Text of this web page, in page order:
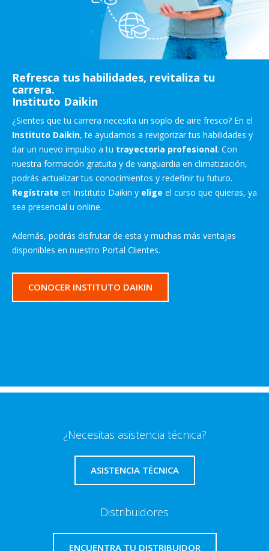
Refresca tus habilidades, revitaliza tu
carrera.
Instituto Daikin
¿Sientes que tu carrera necesita un soplo de aire fresco? En el
Instituto Daikin, te ayudamos a revigorizar tus habilidades y
dar un nuevo impulso a tu trayectoria profesional. Con
nuestra formación gratuita y de vanguardia en climatización,
podrás actualizar tus conocimientos y redefinir tu futuro.
Regístrate en Instituto Daikin y elige el curso que quieras, ya
sea presencial u online.
Además, podrás disfrutar de esta y muchas más ventajas
disponibles en nuestro Portal Clientes.
CONOCER INSTITUTO DAIKIN
¿Necesitas asistencia técnica?
ASISTENCIA TÉCNICA
Distribuidores
ENCUENTRA TU DISTRIBUIDOR